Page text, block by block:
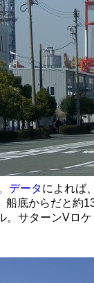
データによれば
船底からだと約
サターンVロ